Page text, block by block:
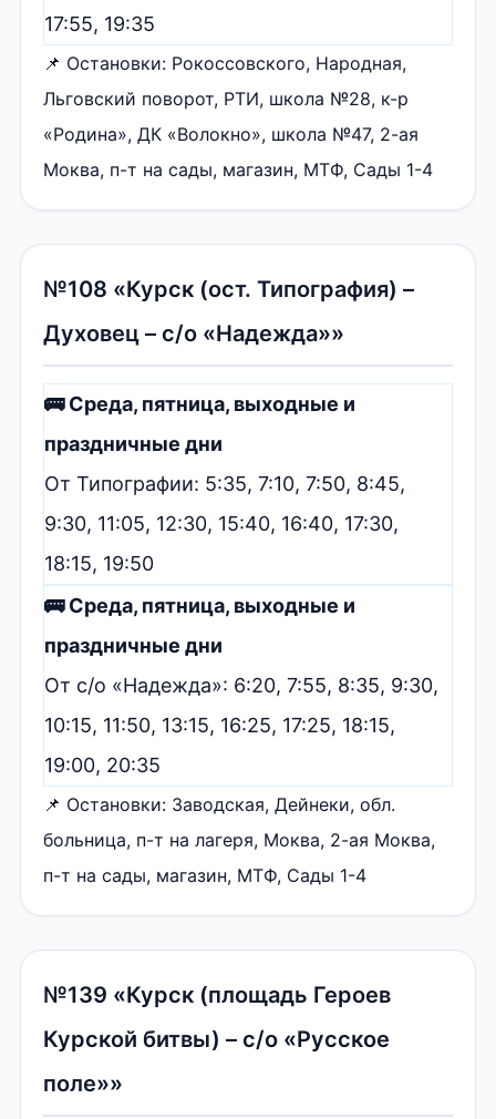
17:55, 19:35
📌 Остановки: Рокоссовского, Народная,
Льговский поворот, РТИ, школа №28, к-р
«Родина», ДК «Волокно», школа №47, 2-ая
Моква, п-т на сады, магазин, МТФ, Сады 1-4
№108 «Курск (ост. Типография) –
Духовец – с/о «Надежда»»
🚌 Среда, пятница, выходные и
праздничные дни
От Типографии: 5:35, 7:10, 7:50, 8:45,
9:30, 11:05, 12:30, 15:40, 16:40, 17:30,
18:15, 19:50
🚌 Среда, пятница, выходные и
праздничные дни
От с/о «Надежда»: 6:20, 7:55, 8:35, 9:30,
10:15, 11:50, 13:15, 16:25, 17:25, 18:15,
19:00, 20:35
📌 Остановки: Заводская, Дейнеки, обл.
больница, п-т на лагеря, Моква, 2-ая Моква,
п-т на сады, магазин, МТФ, Сады 1-4
№139 «Курск (площадь Героев
Курской битвы) – с/о «Русское
поле»»